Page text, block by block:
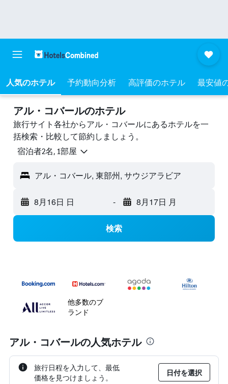
人気のホテル 予約動向分析 高評価のホテル 最安値
アル・コバールのホテル
旅行サイト各社からアル・コバールにあるホテルを一
括検索・比較して節約しましょう。
宿泊者2名, 1​部屋
アル・コバール, 東部州, サウジアラビア
8月16日 日 - 8月17日 月
検索
他多数のブ
ランド
アル・コバールの人気ホテル
旅行日程を入力して、最低
価格を見つけましょう。
日付を選択